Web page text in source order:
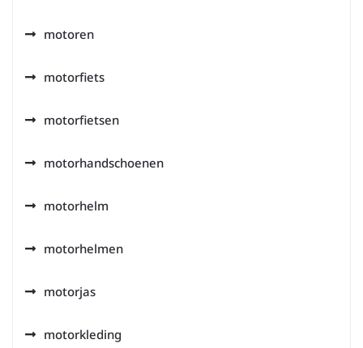
motoren
motorfiets
motorfietsen
motorhandschoenen
motorhelm
motorhelmen
motorjas
motorkleding